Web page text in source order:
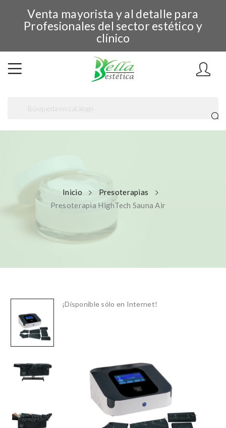
Venta mayorista y al detalle para
Profesionales del sector estético y
clínico
Inicio
Presoterapias
Presoterapia HighTech Sauna Air
¡Disponible sólo en Internet!